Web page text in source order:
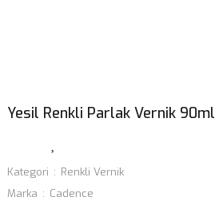
Yesil Renkli Parlak Vernik 90ml
Kategori
Renkli Vernik
Marka
Cadence